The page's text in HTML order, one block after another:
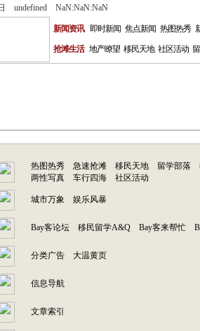
undefined NaN:NaN:NaN
新闻资讯 即时新闻 焦点新闻 热图热秀
抢滩生活 地产瞭望 移民天地 社区活动
热图热秀 急速抢滩 移民天地 留学部落
两性写真
车行四海 社区活动
城市万象 娱乐风暴
Bay客论坛 移民留学A&Q Bay客来帮忙
分类广告 大温黄页
信息导航
文章索引